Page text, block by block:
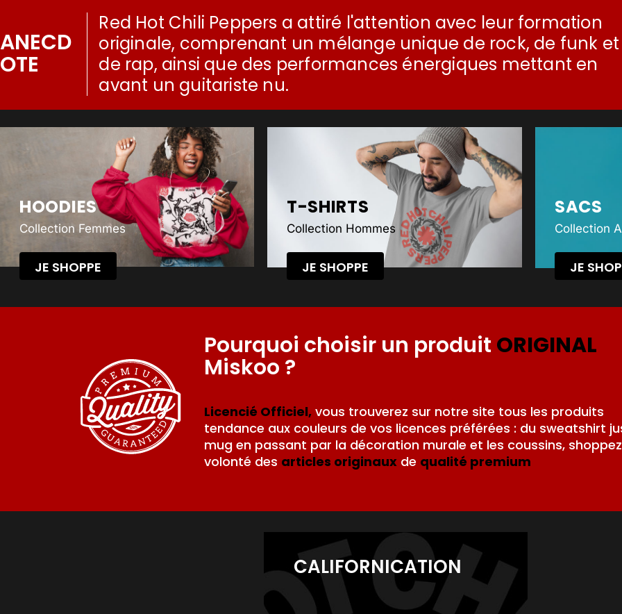
ANECD
OTE
Red Hot Chili Peppers a attiré l'attention avec leur formation
originale, comprenant un mélange unique de rock, de funk et
de rap, ainsi que des performances énergiques mettant en
avant un guitariste nu.
HOODIES
Collection Femmes
JE SHOPPE
T-SHIRTS
Collection Hommes
JE SHOPPE
SACS
Collection
JE
Pourquoi choisir un produit ORIGINAL
Miskoo ?
Licencié Officiel, vous trouverez sur notre site tous les produits
tendance aux couleurs de vos licences préférées : du sweatshirt
mug en passant par la décoration murale et les coussins,
volonté des articles originaux de qualité premium
CALIFORNICATION